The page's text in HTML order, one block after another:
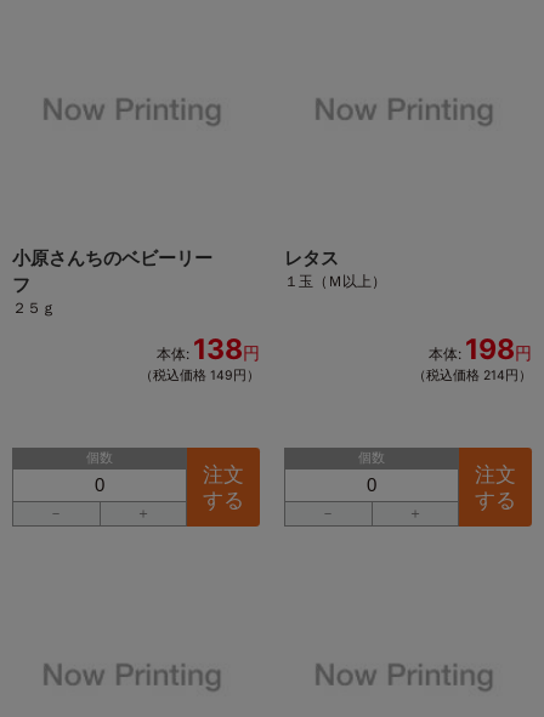
小原さんちのベビーリー
フ
２５ｇ
本体: 138円
（税込価格 149円）
個数
－ ＋
注文
する
レタス
１玉（Ｍ以上）
本体: 198円
（税込価格 214円）
個数
－ ＋
注文
する